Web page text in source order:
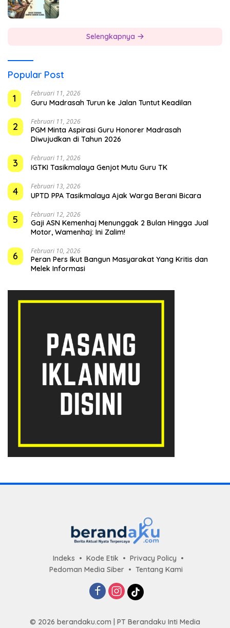
Selengkapnya
Popular Post
1
Februari 11, 2026
Guru Madrasah Turun ke Jalan Tuntut Keadilan
2 Februari 11, 2026
PGM Minta Aspirasi Guru Honorer Madrasah
Diwujudkan di Tahun 2026
3 Februari 11, 2026
IGTKI Tasikmalaya Genjot Mutu Guru TK
4 Februari 13, 2026
UPTD PPA Tasikmalaya Ajak Warga Berani Bicara
5 Februari 12, 2026
Gaji ASN Kemenhaj Menunggak 2 Bulan Hingga Jual
Motor, Wamenhaj: Ini Zalim!
6 Februari 10, 2026
Peran Pers Ikut Bangun Masyarakat Yang Kritis dan
Melek Informasi
Indeks Kode Etik
Privacy Policy
Pedoman Media Siber
Tentang Kami
© 2026 berandaku.com | PT Berandaku Inti Media